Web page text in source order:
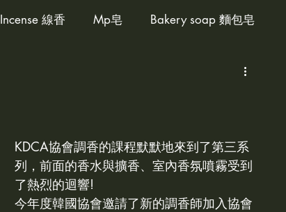
Incense 線香 Mp皂 Bakery soap 麵包皂
Alchol ink,酒精水墨畫
kcca IRDA
KDCA協會調香的課程默默地來到了第三系
列，前面的香水與擴香、室內香氛噴霧受到
了熱烈的迴響!
今年度韓國協會邀請了新的調香師加入協會